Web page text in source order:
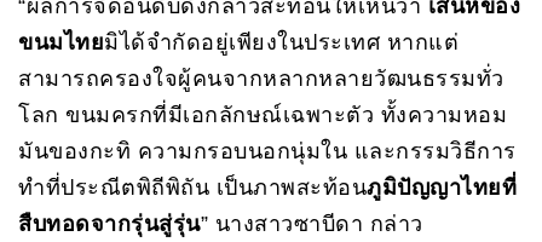
“ผลการจัดอันดับดังกล่าวสะท้อนให้เห็นว่า เสน่ห์ของ
ขนมไทยมิได้จำกัดอยู่เพียงในประเทศ หากแต่
สามารถครองใจผู้คนจากหลากหลายวัฒนธรรมทั่ว
โลก ขนมครกที่มีเอกลักษณ์เฉพาะตัว ทั้งความหอม
มันของกะทิ ความกรอบนอกนุ่มใน และกรรมวิธีการ
ทำที่ประณีตพิถีพิถัน เป็นภาพสะท้อนภูมิปัญญาไทยที่
สืบทอดจากรุ่นสู่รุ่น” นางสาวซาบีดา กล่าว